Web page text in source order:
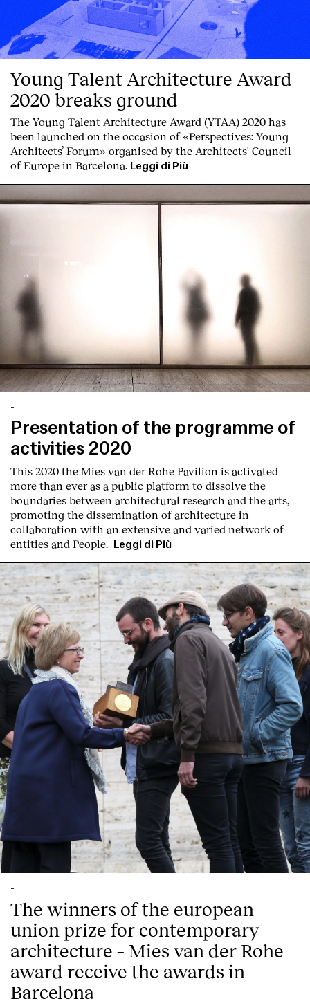
Clienti
Young Talent Architecture Award
2020 breaks ground
The Young Talent Architecture Award (YTAA) 2020 has
been launched on the occasion of «Perspectives: Young
Architects’ Forum» organised by the Architects' Council
of Europe in Barcelona. Leggi di Più
-
Presentation of the programme of
activities 2020
This 2020 the Mies van der Rohe Pavilion is activated
more than ever as a public platform to dissolve the
boundaries between architectural research and the arts,
promoting the dissemination of architecture in
collaboration with an extensive and varied network of
entities and People.
Leggi di Più
-
The winners of the european
union prize for contemporary
architecture – Mies van der Rohe
award receive the awards in
Barcelona